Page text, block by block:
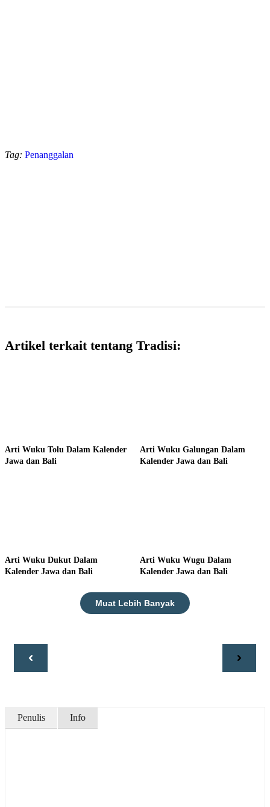
Tag: Penanggalan
Artikel terkait tentang Tradisi:
Arti Wuku Tolu Dalam Kalender
Jawa dan Bali
Arti Wuku Galungan Dalam
Kalender Jawa dan Bali
Arti Wuku Dukut Dalam
Kalender Jawa dan Bali
Arti Wuku Wugu Dalam
Kalender Jawa dan Bali
Muat Lebih Banyak
Penulis Info